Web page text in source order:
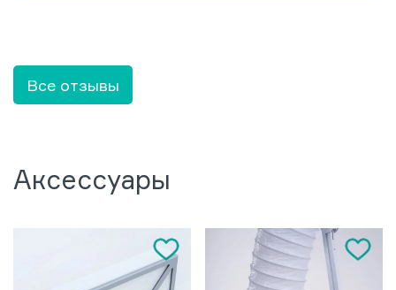
Все отзывы
Аксессуары